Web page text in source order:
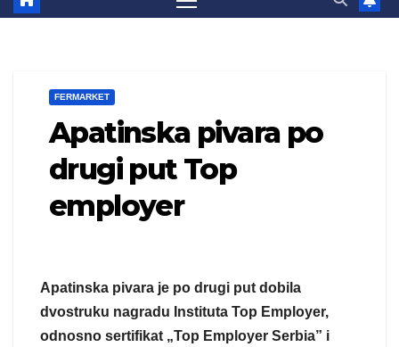
FERMARKET
Apatinska pivara po
drugi put Top
employer
Apatinska pivara je po drugi put dobila
dvostruku nagradu Instituta Top Employer,
odnosno sertifikat „Top Employer Serbia” i